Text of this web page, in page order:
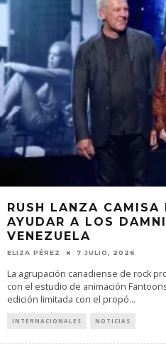
RUSH LANZA CAMISA
AYUDAR A LOS
VENEZUELA
ELIZA PÉREZ 7 JULIO, 2026
La agrupación canadiense de rock
con el estudio de animación
edición limitada con el propó...
INTERNACIONALES NOTICIAS